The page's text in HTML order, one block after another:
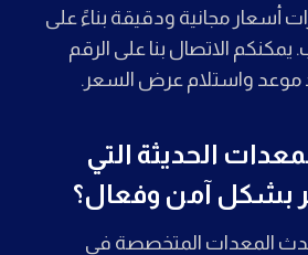
أسعار مجانية ودقيقة بناءً على
الاتصال بنا على الرقم
موعد واستلام عرض السعر.
الحديثة التي
بشكل آمن وفعال؟
المعدات المتخصصة في